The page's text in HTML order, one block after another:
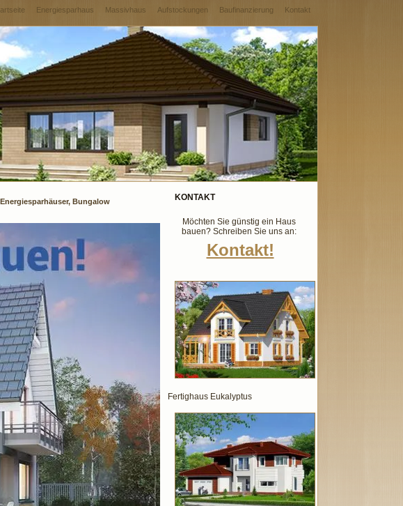
Energiesparhaus Massivhaus Aufstockungen Baufinanzierung Kontakt
Bungalow
KONTAKT
Möchten Sie günstig ein Haus
bauen? Schreiben Sie uns an:
Kontakt!
Fertighaus Eukalyptus